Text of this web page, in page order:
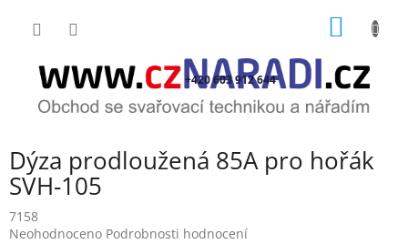
+420 603 912 644
Dýza prodloužená 85A pro hořák
SVH-105
7158
Průměrné
Neohodnoceno Podrobnosti hodnocení